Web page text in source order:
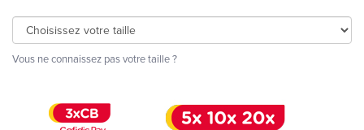
Vous ne connaissez pas votre taille ?